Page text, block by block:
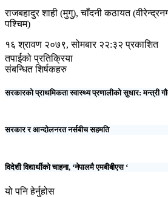
राजबहादुर शाही (मुगु), चाँदनी कठायत
पश्चिम)
१६ श्रावण २०७९, सोमबार २२:३२ प्रकाशित
तपाईको प्रतिक्रिया
संबन्धित शिर्षकहरु
सरकारको प्राथमिकता स्वास्थ्य प्रणालीको सुधार: मन्त्री
सरकार र आन्दोलनरत नर्सबीच सहमति
विदेशी विद्यार्थीको चाहना, ‘नेपालमै एमबीबीएस ‘
यो पनि हेर्नुहोस